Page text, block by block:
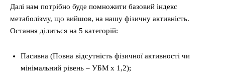
Далі нам потрібно буде помножити базовий індекс
метаболізму, що вийшов, на нашу фізичну активність.
Остання ділиться на 5 категорій:
Пасивна (Повна відсутність фізичної активності чи
мінімальний рівень – УБМ x 1,2);